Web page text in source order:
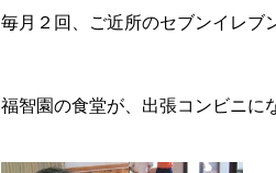
毎月２回、ご近所のセブンイレブ
福智園の食堂が、出張コンビニに